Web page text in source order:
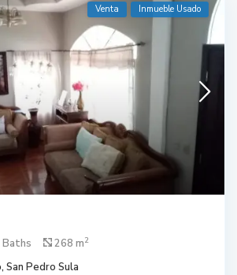
Venta Inmueble Usado
Baths 268 m2
San Pedro Sula